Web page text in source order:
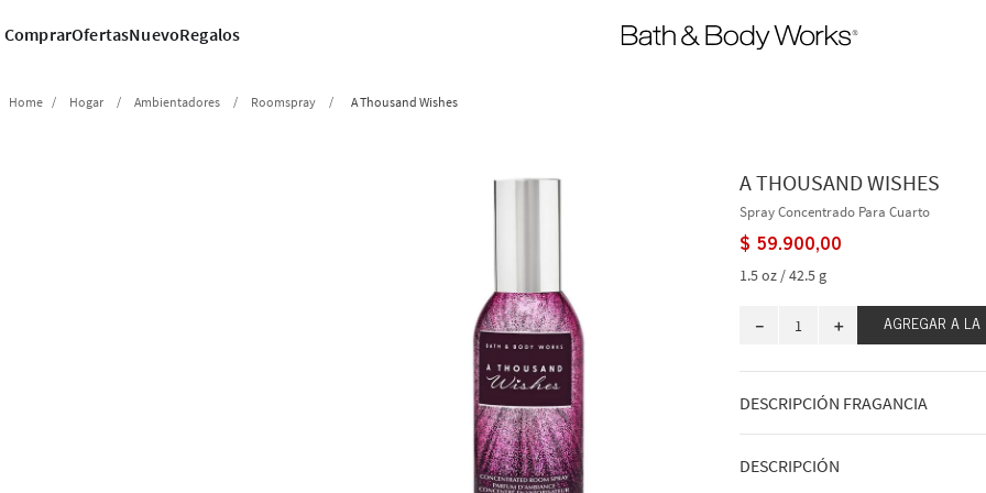
ComprarOfertasNuevoRegalos
Hogar Ambientadores Roomspray A Thousand Wishes
A THOUSAND WISHES
Spray Concentrado Para Cuarto
$ 59.900,00
1.5 oz / 42.5 g
＋
－ AGREGAR A LA
DESCRIPCIÓN FRAGANCIA
A qué huele: una celebración dulce y
DESCRIPCIÓN